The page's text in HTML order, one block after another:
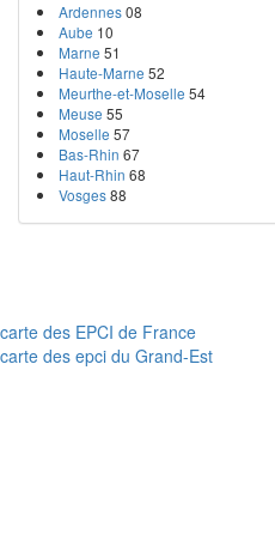
Ardennes08
Aube 10
Marne 51
Haute-Marne 52
Meurthe-et-Moselle 54
Meuse 55
Moselle 57
Bas-Rhin 67
Haut-Rhin 68
Vosges88
carte des EPCI de France
carte des epci du Grand-Est